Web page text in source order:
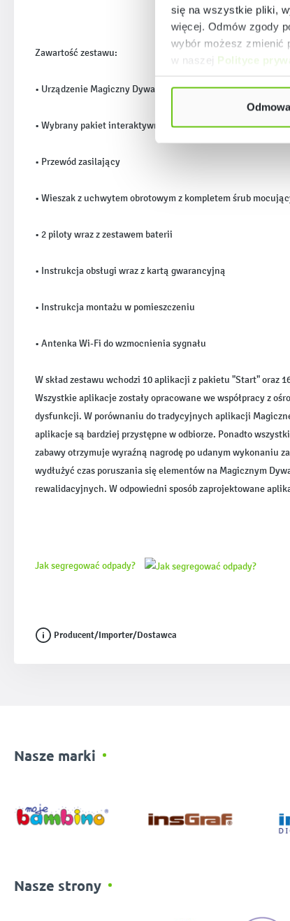
się na wszystkie pliki,
więcej. Odmów zgody
wybór możesz zmienić
w naszej Polityce
Odmowa
Zawartość zestawu:
• Urządzenie Magiczny Dywan Kinebi (zawierające
• Wybrany pakiet interaktywnych aplikacji
• Przewód zasilający
• Wieszak z uchwytem obrotowym z kompletem śrub
• 2 piloty wraz z zestawem baterii
• Instrukcja obsługi wraz z kartą gwarancyjną
• Instrukcja montażu w pomieszczeniu
• Antenka Wi-Fi do wzmocnienia sygnału
W skład zestawu wchodzi 10 aplikacji z pakietu "Start" oraz
Wszystkie aplikacje zostały opracowane we współpracy z
dysfunkcji. W porównaniu do tradycyjnych aplikacji
aplikacje są bardziej przystępne w odbiorze. Ponadto
zabawy otrzymuje wyraźną nagrodę po udanym wykonaniu
wydłużyć czas poruszania się elementów na Magicznym
rewalidacyjnych. W odpowiedni sposób zaprojektowane
Jak segregować odpady?
Producent/Importer/Dostawca
Nasze marki
Nasze strony